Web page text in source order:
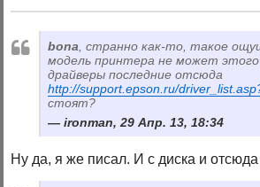
bona , странно как-то, такое
модель принтера не может
драйверы последние отсюда
http://support.epson.ru/
стоят?
ironman, 29 Апр. 13, 18:34
Ну да, я же писал. И с диска и